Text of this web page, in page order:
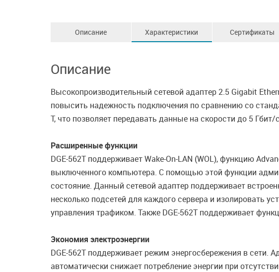
Описание Характеристики Сертификаты
Описание
Высокопроизводительный сетевой адаптер 2.5 Gigabit
повысить надежность подключения по сравнению со
T, что позволяет передавать данные на скорости до 5
Расширенные функции
DGE-562T поддерживает Wake-On-LAN (WOL), функцию
выключенного компьютера. С помощью этой функции
состояние. Данный сетевой адаптер поддерживает
несколько подсетей для каждого сервера и изолировать
управления трафиком. Также DGE-562T поддерживает
Экономия электроэнергии
DGE-562T поддерживает режим энергосбережения в сети.
автоматически снижает потребление энергии при